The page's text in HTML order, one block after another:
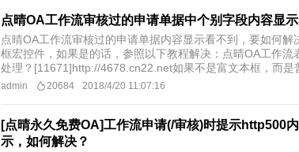
点晴OA工作流审核过的申请单据中个别字段内容显
点晴OA工作流审核过的申请单据内容显示看不到，要如何
框宏控件，如果是的话，参照以下教程解决：点晴OA工作
处理？[11671]http://4678.cn22.net如果不是富文本框，而是
admin 20684 2018/4/20 11:07:16
[点晴永久免费OA]工作流申请(/审核)时提示http500
示，如何解决？